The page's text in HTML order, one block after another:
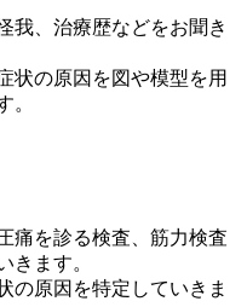
我、治療歴などをお聞き
状の原因を図や模型を用
。
痛を診る検査、筋力検査
きます。
の原因を特定していきま